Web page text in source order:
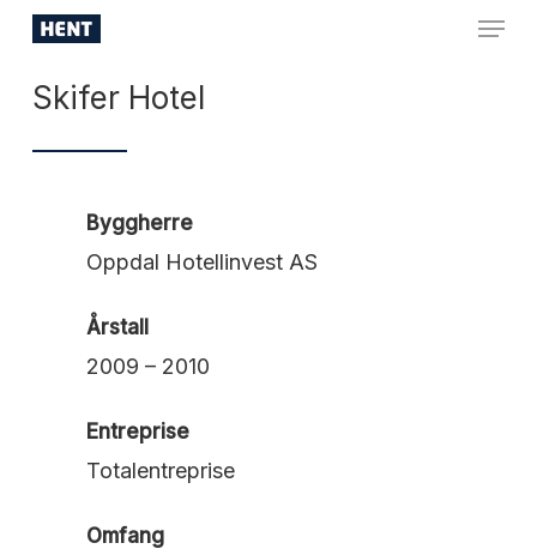
Skip
main
content
Menu
Skifer Hotel
Byggherre
Oppdal Hotellinvest AS
Årstall
2009 – 2010
Entreprise
Totalentreprise
Omfang